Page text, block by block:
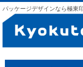
パッケージデザインなら極東